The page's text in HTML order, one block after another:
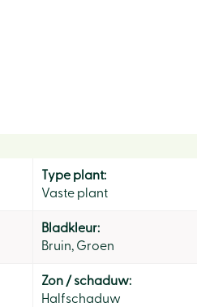
Type plant:
Vaste plant
Bladkleur:
Bruin, Groen
Zon / schaduw:
Halfschaduw